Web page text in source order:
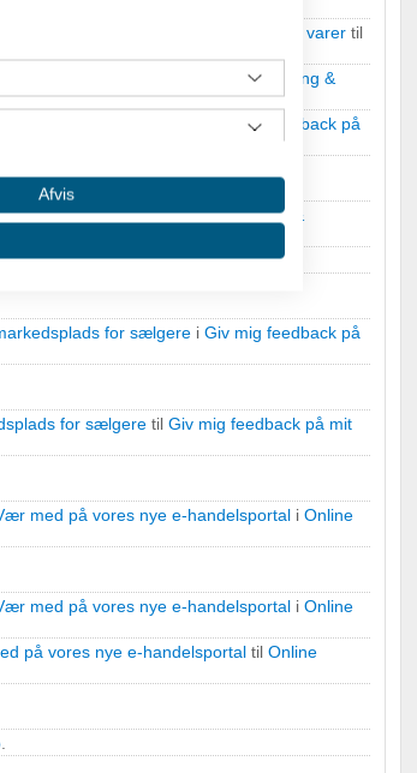
nye markedsplads for håndlavede varer til
Hvordan? Gode råd?
Online marketing &
for sælgere
Giv mig feedback på
Online marketing & salg på webshops &
år gammeliCafe og hygge.
for sælgere i Giv mig feedback på
for sælgere til Giv mig feedback på mit
med på vores nye e-handelsportal i Online
med på vores nye e-handelsportal i Online
på vores nye e-handelsportal til Online
Afvis